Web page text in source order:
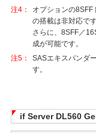
注4：
オプションの
の搭載は非対応です
さらに、8SFF／
成が可能です。
注5：
SASエキスパンダ
す。
if Server DL560